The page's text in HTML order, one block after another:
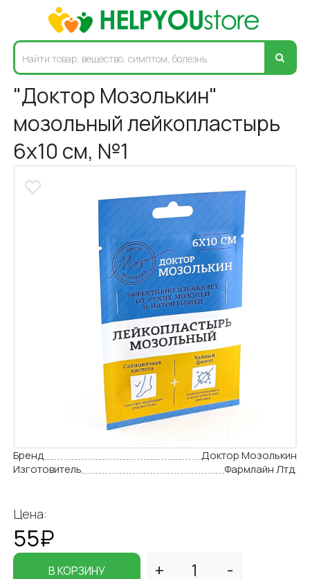
"Доктор Мозолькин"
мозольный лейкопластырь
6х10 см, №1
Бренд
Доктор Мозолькин
Изготовитель
Фармлайн Лтд.
Цена:
55₽
В КОРЗИНУ